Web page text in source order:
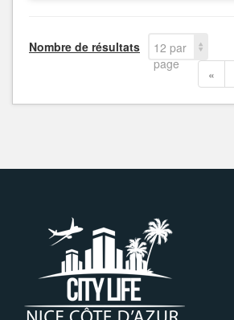
Nombre de résultats
12 par
page
«